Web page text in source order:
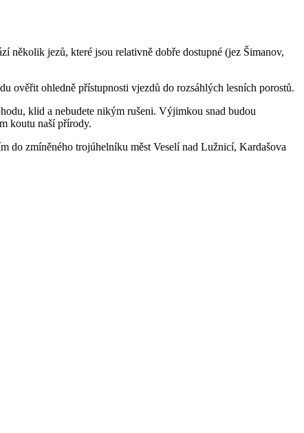
několik jezů, které jsou relativně dobře dostupné (jez Šimanov,
ověřit ohledně přístupnosti vjezdů do rozsáhlých lesních porostů.
klid a nebudete nikým rušeni. Výjimkou snad budou
koutu naší přírody.
do zmíněného trojúhelníku měst Veselí nad Lužnicí, Kardašova